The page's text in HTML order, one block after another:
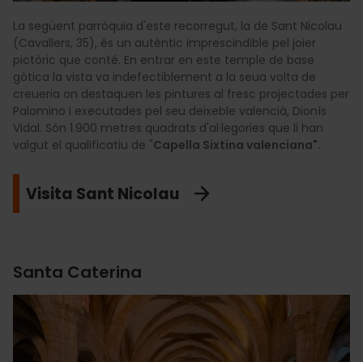
La següent parròquia d'este recorregut, la de Sant Nicolau
(Cavallers, 35), és un autèntic imprescindible pel joier
pictòric que conté. En entrar en este temple de base
gòtica la vista va indefectiblement a la seua volta de
creueria on destaquen les pintures al fresc projectades per
Palomino i executades pel seu deixeble valencià, Dionís
Vidal. Són 1.900 metres quadrats d'al·legories que li han
valgut el qualificatiu de "Capella Sixtina valenciana".
Visita Sant Nicolau
Santa Caterina